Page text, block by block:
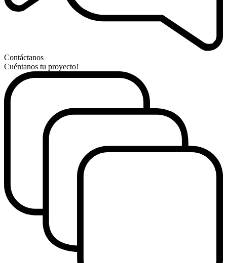
Contáctanos
Cuéntanos tu proyecto!